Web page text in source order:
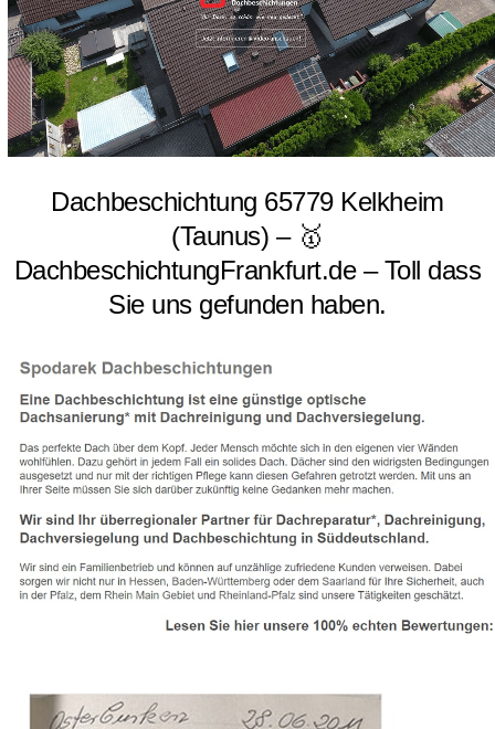
Dachbeschichtung 65779 Kelkheim
(Taunus) – 🥇
DachbeschichtungFrankfurt.de – Toll dass
Sie uns gefunden haben.